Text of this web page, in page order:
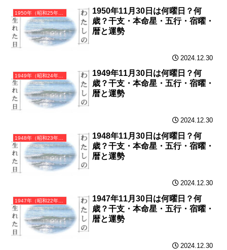
1950年（昭和25年）庚寅（かのえとら）・寅年（とら年）カレンダー（月曜はじまり）
1950年11月30日は何曜日？何
歳？干支・本命星・五行・宿曜・
暦と運勢
2024.12.30
1949年（昭和24年）己丑（つちのとうし）・丑年（うし年）カレンダー（月曜はじまり）
1949年11月30日は何曜日？何
歳？干支・本命星・五行・宿曜・
暦と運勢
2024.12.30
1948年（昭和23年）戊子（つちのえね）・子年（ねずみ年）カレンダー（月曜はじまり）
1948年11月30日は何曜日？何
歳？干支・本命星・五行・宿曜・
暦と運勢
2024.12.30
1947年（昭和22年）丁亥（ひのとい）・亥年（いのしし年）カレンダー（月曜はじまり）
1947年11月30日は何曜日？何
歳？干支・本命星・五行・宿曜・
暦と運勢
2024.12.30